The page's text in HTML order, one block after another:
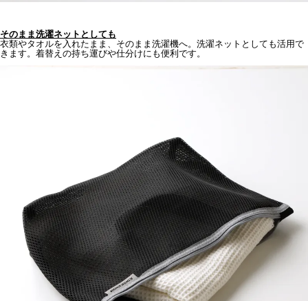
そのまま洗濯ネットとしても
衣類やタオルを入れたまま、そのまま洗濯機へ。洗濯ネットとしても活用で
きます。着替えの持ち運びや仕分けにも便利です。